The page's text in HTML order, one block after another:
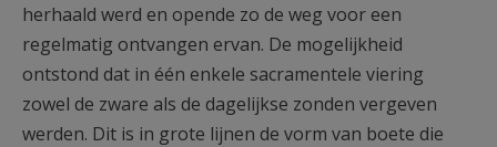
herhaald werd en opende zo de weg voor een
regelmatig ontvangen ervan. De mogelijkheid
ontstond dat in één enkele sacramentele viering
zowel de zware als de dagelijkse zonden vergeven
werden. Dit is in grote lijnen de vorm van boete die